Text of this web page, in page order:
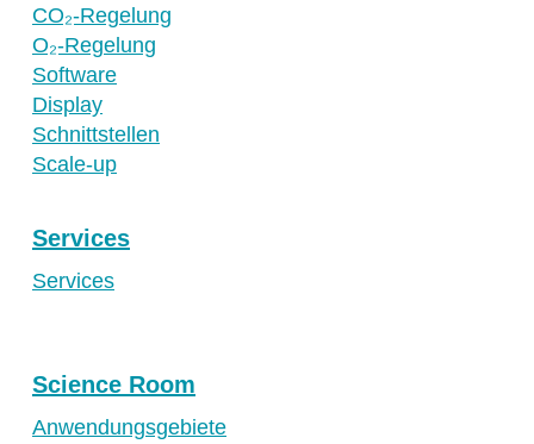
CO₂-Regelung
O₂-Regelung
Software
Display
Schnittstellen
Scale-up
Services
Services
Science Room
Anwendungsgebiete